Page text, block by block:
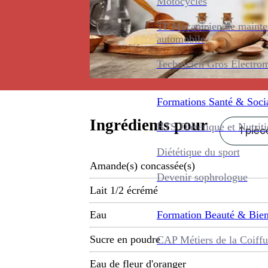
TP Mécanicien de
automobile
Technicien Gros
Formations Santé &
BTS Diététique et
Diététique du sport
Devenir sophrologue
Formation Beauté &
CAP Métiers de la
Ingrédients pour 1
Amande(s) concassée(s)
Lait 1/2 écrémé
Eau
Sucre en poudre
Eau de fleur d'oranger